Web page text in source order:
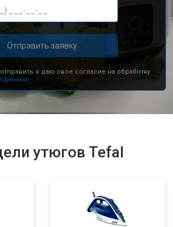
Отправить заявку
я даю свое согласие на обработку
данных.
утюгов Tefal